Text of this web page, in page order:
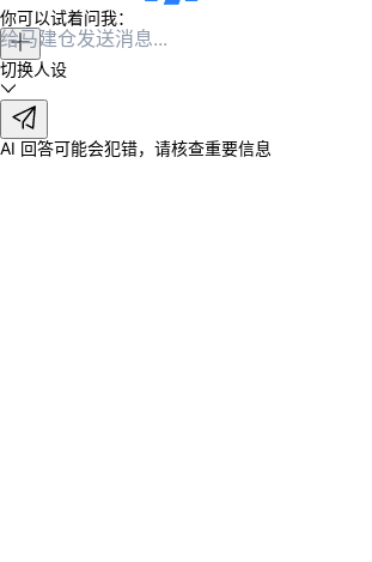
你可以试着问我：
切换人设
AI 回答可能会犯错，请核查重要信息